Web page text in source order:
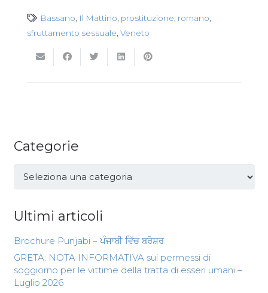
Bassano Il Mattino prostituzione romano
sfruttamento sessuale Veneto
Categorie
Categorie
Ultimi articoli
Brochure Punjabi – ਪੰਜਾਬੀ ਵਿੱਚ ਬਰੋਸ਼ਰ
GRETA: NOTA INFORMATIVA sui permessi di
soggiorno per le vittime della tratta di esseri umani –
Luglio 2026